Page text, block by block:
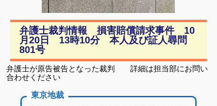
弁護士裁判情報 損害賠償請求事件 10
月20日 13時10分 本人及び証人尋問
801号
弁護士が原告被告となった裁判 詳細は担当部にお問い
合わせください
東京地裁